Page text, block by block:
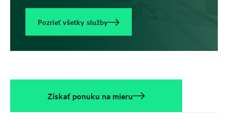
Pozrieť všetky služby
Získať ponuku na mieru